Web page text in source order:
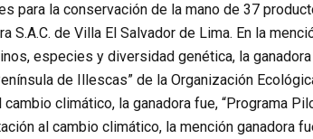
para la conservación de la mano de 37
de Villa El Salvador de Lima. En la
especies y diversidad genética, la
de Illescas” de la Organización
climático, la ganadora fue, “Programa
al cambio climático, la mención ganadora